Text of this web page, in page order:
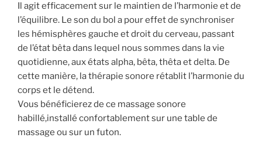
Il agit efficacement sur le maintien de l’harmonie et de
l’équilibre. Le son du bol a pour effet de synchroniser
les hémisphères gauche et droit du cerveau, passant
de l’état bêta dans lequel nous sommes dans la vie
quotidienne, aux états alpha, bêta, thêta et delta. De
cette manière, la thérapie sonore rétablit l’harmonie du
corps et le détend.
Vous bénéficierez de ce massage sonore
habillé,installé confortablement sur une table de
massage ou sur un futon.